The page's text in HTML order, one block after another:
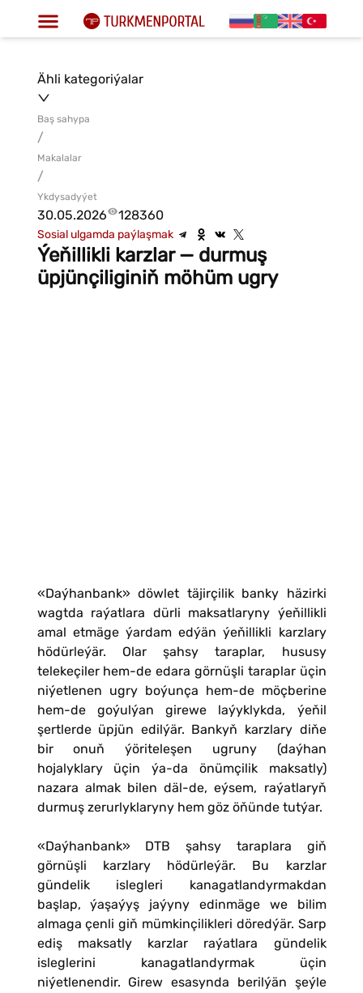
Ähli kategoriýalar
Baş sahypa
/
Makalalar
/
Ykdysadyýet
30.05.2026 128360
Sosial ulgamda paýlaşmak
Ýeňillikli karzlar — durmuş
üpjünçiliginiň möhüm ugry
«Daýhanbank» döwlet täjirçilik banky häzirki
wagtda raýatlara dürli maksatlaryny ýeňillikli
amal etmäge ýardam edýän ýeňillikli karzlary
hödürleýär. Olar şahsy taraplar, hususy
telekeçiler hem-de edara görnüşli taraplar üçin
niýetlenen ugry boýunça hem-de möçberine
hem-de goýulýan girewe laýyklykda, ýeňil
şertlerde üpjün edilýär. Bankyň karzlary diňe
bir onuň ýöriteleşen ugruny (daýhan
hojalyklary üçin ýa-da önümçilik maksatly)
nazara almak bilen däl-de, eýsem, raýatlaryň
durmuş zerurlyklaryny hem göz öňünde tutýar.
«Daýhanbank» DTB şahsy taraplara giň
görnüşli karzlary hödürleýär. Bu karzlar
gündelik islegleri kanagatlandyrmakdan
başlap, ýaşaýyş jaýyny edinmäge we bilim
almaga çenli giň mümkinçilikleri döredýär. Sarp
ediş maksatly karzlar raýatlara gündelik
isleglerini kanagatlandyrmak üçin
niýetlenendir. Girew esasynda berilýän şeýle